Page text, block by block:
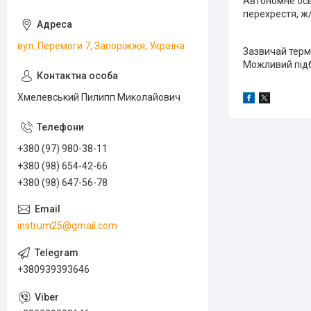
перехрестя,
Зазвичай
Можливий
вул. Перемоги 7, Запоріжжя, Україна
Хмелевський Пилипп Миколайович
+380 (97) 980-38-11
+380 (98) 654-42-66
+380 (98) 647-56-78
instrum25@gmail.com
+380939393646